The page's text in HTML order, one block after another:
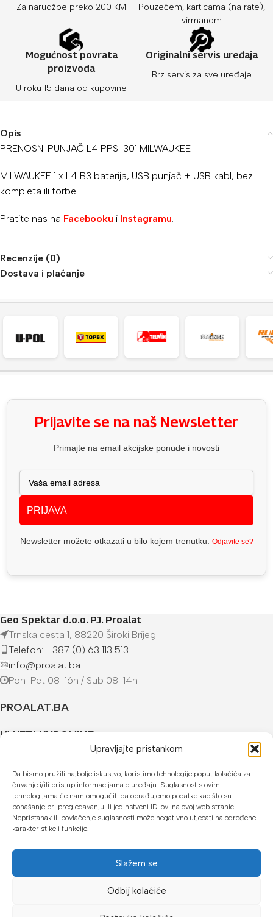
Upravljajte pristankom
Da bismo pružili najbolje iskustvo, koristimo tehnologije poput kolačića za
čuvanje i/ili pristup informacijama o uređaju. Suglasnost s ovim
tehnologijama će nam omogućiti da obrađujemo podatke kao što su
ponašanje pri pregledavanju ili jedinstveni ID-ovi na ovoj web stranici.
Nepristanak ili povlačenje suglasnosti može negativno utjecati na određene
karakteristike i funkcije.
Slažem se
Odbij kolaćiće
Za narudžbe preko 200 KM
Pouzećem, karticama (na rate),
virmanom
Mogućnost povrata
proizvoda
U roku 15 dana od kupovine
Originalni servis uređaja
Brz servis za sve uređaje
Opis
PRENOSNI PUNJAČ L4 PPS-301 MILWAUKEE
MILWAUKEE 1 x L4 B3 baterija, USB punjač + USB kabl, bez
kompleta ili torbe.
Pratite nas na Facebooku i Instagramu.
Recenzije (0)
Dostava i plaćanje
Prijavite se na naš Newsletter
Primajte na email akcijske ponude i novosti
PRIJAVA
Newsletter možete otkazati u bilo kojem trenutku. Odjavite se?
Geo Spektar d.o.o. PJ. Proalat
Trnska cesta 1, 88220 Široki Brijeg
Telefon: +387 (0) 63 113 513
info@proalat.ba
Pon-Pet 08-16h / Sub 08-14h
PROALAT.BA
UVJETI KUPOVINE
U našoj web trgovini možete platiti:
Kreditnim karticama jednokratno ili do 24 rate
Općom uplatnicom, virmanom, internet bankarstvom
Gotovinom prilikom preuzimanja
Mikrofin do 18 rata
Copyright © 2026 Proalat.ba